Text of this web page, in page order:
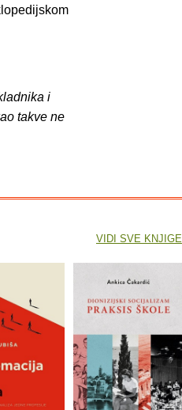
i
takve ne
VIDI SVE KNJIGE